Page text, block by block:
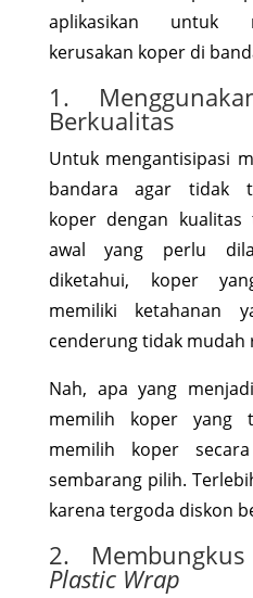
aplikasikan untuk
kerusakan koper di
1.
Berkualitas
Untuk mengantisipasi
bandara agar tidak
koper dengan kualitas
awal yang perlu
diketahui, koper
memiliki ketahanan
cenderung tidak mudah
Nah, apa yang
memilih koper yang
memilih koper
sembarang pilih.
karena tergoda diskon
2.
Plastic Wrap